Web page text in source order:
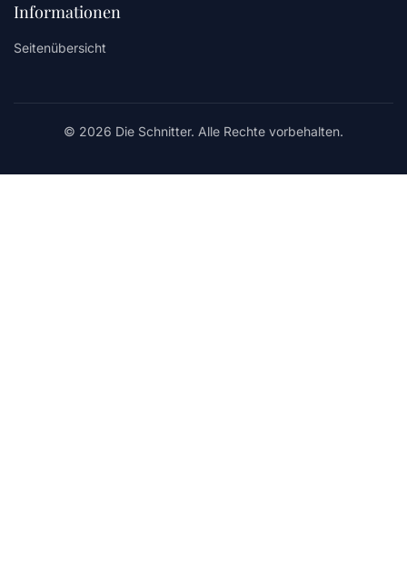
Informationen
Seitenübersicht
© 2026 Die Schnitter. Alle Rechte vorbehalten.